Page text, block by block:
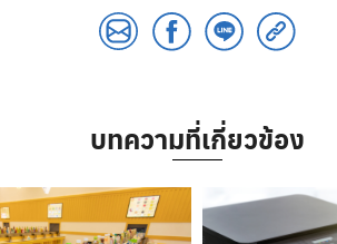
บทความที่เกี่ยวข้อง